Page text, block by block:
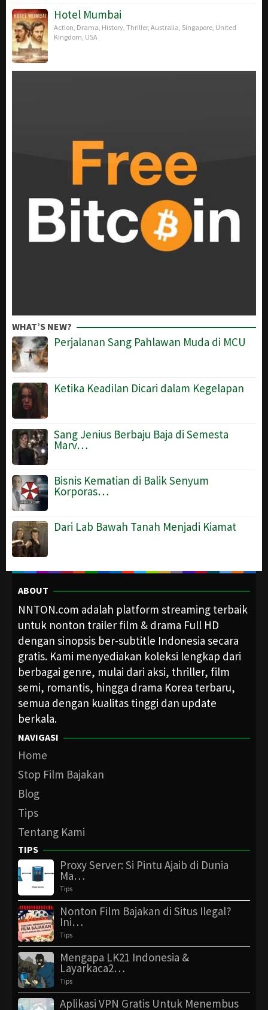
Hotel Mumbai
Action Drama History Thriller, Australia Singapore United
Kingdom USA
WHAT’S NEW?
Perjalanan Sang Pahlawan Muda di MCU
Ketika Keadilan Dicari dalam Kegelapan
Sang Jenius Berbaju Baja di Semesta
Marv…
Bisnis Kematian di Balik Senyum
Korporas…
Dari Lab Bawah Tanah Menjadi Kiamat
ABOUT
NNTON.com adalah platform streaming terbaik
untuk nonton trailer film & drama Full HD
dengan sinopsis ber-subtitle Indonesia secara
gratis. Kami menyediakan koleksi lengkap dari
berbagai genre, mulai dari aksi, thriller, film
semi, romantis, hingga drama Korea terbaru,
semua dengan kualitas tinggi dan update
berkala.
NAVIGASI
Home
Stop Film Bajakan
Blog
Tips
Tentang Kami
TIPS
Proxy Server: Si Pintu Ajaib di Dunia
Ma…
Tips
Nonton Film Bajakan di Situs Ilegal?
Ini…
Tips
Mengapa LK21 Indonesia &
Layarkaca2…
Tips
Aplikasi VPN Gratis Untuk Menembus